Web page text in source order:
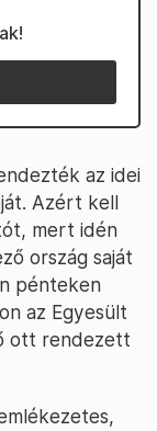
az idei
Azért kell
mert idén
ország saját
pénteken
az Egyesült
ott rendezett